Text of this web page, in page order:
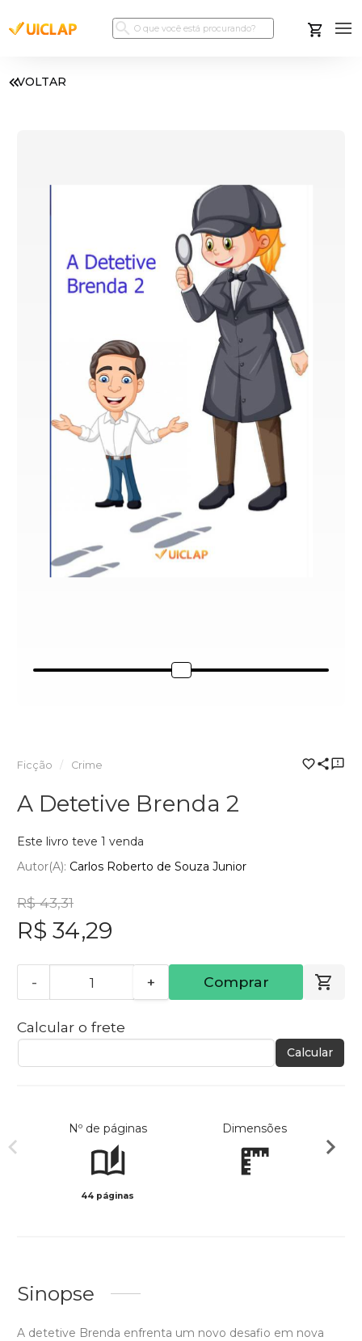
VOLTAR
Ficção Crime
A Detetive Brenda 2
Este livro teve 1 venda
Autor(a): Carlos Roberto de Souza Junior
R$ 43,31
R$ 34,29
- + Comprar
Calcular o frete
Calcular
Nº de páginas
44 páginas
Dimensões
Sinopse
A detetive Brenda enfrenta um novo desafio em nova